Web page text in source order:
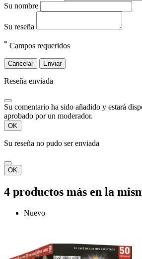
Su nombre
Su reseña
* Campos requeridos
Cancelar Enviar
Reseña enviada
Su comentario ha sido añadido y estará
aprobado por un moderador.
OK
Su reseña no pudo ser enviada
OK
4 productos más en la
Nuevo